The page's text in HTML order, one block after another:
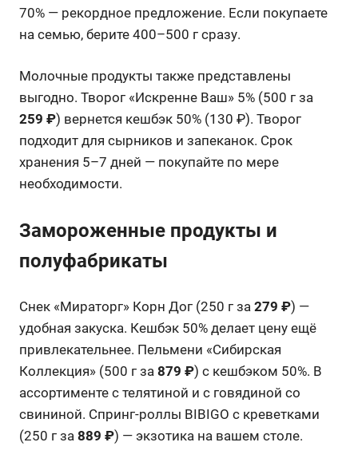
70% — рекордное предложение. Если покупаете
на семью, берите 400–500 г сразу.
Молочные продукты также представлены
выгодно. Творог «Искренне Ваш» 5% (500 г за
259 ₽) вернется кешбэк 50% (130 ₽). Творог
подходит для сырников и запеканок. Срок
хранения 5–7 дней — покупайте по мере
необходимости.
Замороженные продукты и
полуфабрикаты
Снек «Мираторг» Корн Дог (250 г за 279 ₽) —
удобная закуска. Кешбэк 50% делает цену ещё
привлекательнее. Пельмени «Сибирская
Коллекция» (500 г за 879 ₽) с кешбэком 50%. В
ассортименте с телятиной и с говядиной со
свининой. Спринг-роллы BIBIGO с креветками
(250 г за 889 ₽) — экзотика на вашем столе.